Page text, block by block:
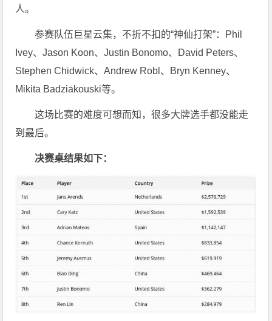
人。
参赛队伍巨星云集，不折不扣的“神仙打架”：Phil
Ivey、Jason Koon、Justin Bonomo、David Peters、
Stephen Chidwick、Andrew Robl、Bryn Kenney、
Mikita Badziakouski等。
这场比赛的难度可想而知，很多大牌选手都没能走
到最后。
决赛桌结果如下：